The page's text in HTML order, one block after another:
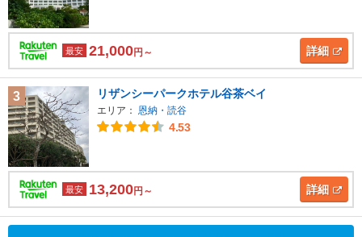
最安 21,000円～ 詳細
3 リザンシーパークホテル谷茶ベイ
エリア： 恩納・読谷
4.53
最安 13,200円～ 詳細